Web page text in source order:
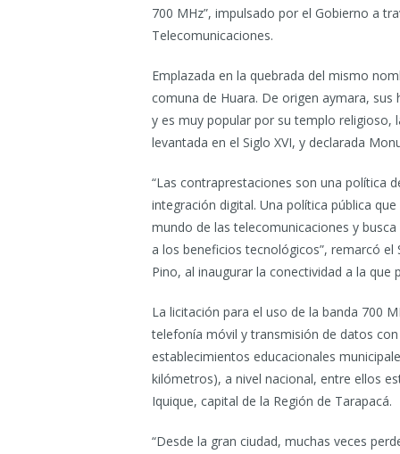
700 MHz”, impulsado por el Gobierno a
Telecomunicaciones.
Emplazada en la quebrada del mismo
comuna de Huara. De origen aymara,
y es muy popular por su templo religioso,
levantada en el Siglo XVI, y declarada
“Las contraprestaciones son una política
integración digital. Una política pública
mundo de las telecomunicaciones y
a los beneficios tecnológicos”, remarcó
Pino, al inaugurar la conectividad a la
La licitación para el uso de la banda 700
telefonía móvil y transmisión de datos
establecimientos educacionales
kilómetros), a nivel nacional, entre ellos
Iquique, capital de la Región de Tarapacá.
“Desde la gran ciudad, muchas veces